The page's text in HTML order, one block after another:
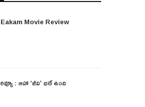
Eakam Movie Review
రివ్యూ : ఆహా ‘జీవి’ భలే ఉంది